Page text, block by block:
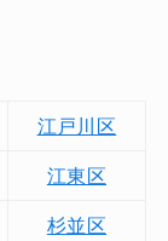
江戸川区
江東区
杉並区